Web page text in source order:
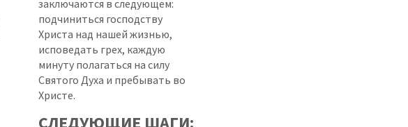
заключаются в следующем:
подчиниться господству
Христа над нашей жизнью,
исповедать грех, каждую
минуту полагаться на силу
Святого Духа и пребывать во
Христе.
СЛЕДУЮЩИЕ ШАГИ: